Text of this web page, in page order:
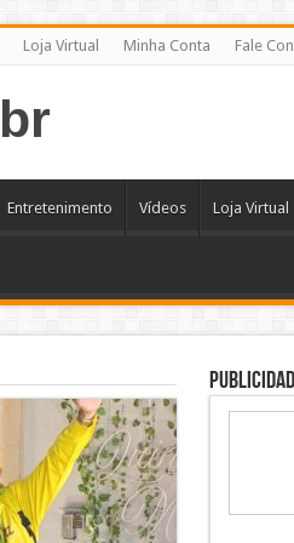
Loja Virtual Minha Conta Fale
Entretenimento Vídeos Loja Virtual